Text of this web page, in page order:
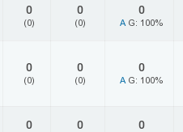
0
(0)
0
(0)
0
A G: 100%
0
(0)
0
(0)
0
A G: 100%
0 0 0